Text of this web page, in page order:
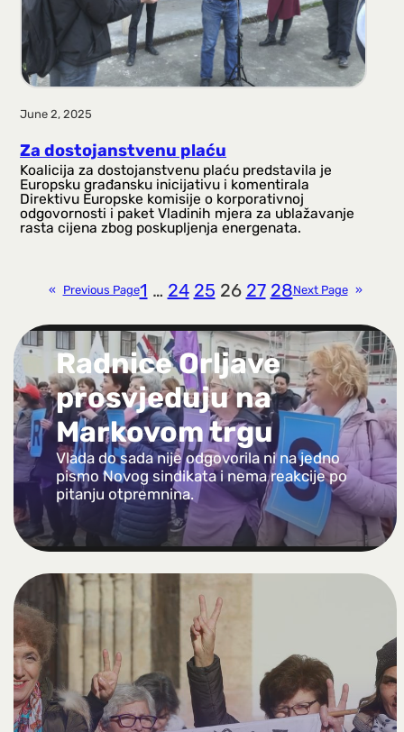
June 2, 2025
Za dostojanstvenu plaću
Koalicija za dostojanstvenu plaću predstavila je
Europsku građansku inicijativu i komentirala
Direktivu Europske komisije o korporativnoj
odgovornosti i paket Vladinih mjera za ublažavanje
rasta cijena zbog poskupljenja energenata.
« Previous Page1 … 24 25 26 27 28Next Page »
Radnice Orljave
prosvjeduju na
Markovom trgu
Vlada do sada nije odgovorila ni na jedno
pismo Novog sindikata i nema reakcije po
pitanju otpremnina.